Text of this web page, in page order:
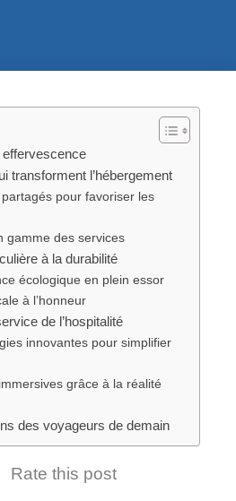
effervescence
transforment l’hébergement
pour favoriser les
gamme des services
à la durabilité
écologique en plein essor
à l’honneur
de l’hospitalité
innovantes pour simplifier
grâce à la réalité
des voyageurs de demain
Rate this post